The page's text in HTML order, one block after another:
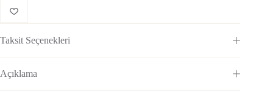
Taksit Seçenekleri
Açıklama